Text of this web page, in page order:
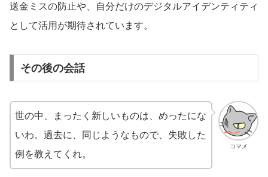
送金ミスの防止や、自分だけのデジタルアイデンティティ
として活用が期待されています。
その後の会話
コマメ
世の中、まったく新しいものは、めったにな
いわ。過去に、同じようなもので、失敗した
例を教えてくれ。